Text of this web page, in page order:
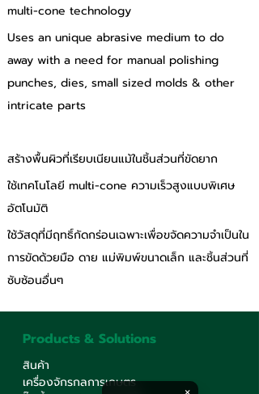
multi-cone technology
Uses an unique abrasive medium to do
away with a need for manual polishing
punches, dies, small sized molds & other
intricate parts
สร้างพื้นผิวที่เรียบเนียนแม้ในชิ้นส่วนที่ขัดยาก
ใช้เทคโนโลยี multi-cone ความเร็วสูงแบบพิเศษ
อัตโนมัติ
ใช้วัสดุที่มีฤทธิ์กัดกร่อนเฉพาะเพื่อขจัดความจำเป็นใน
การขัดด้วยมือ ดาย แม่พิมพ์ขนาดเล็ก และชิ้นส่วนที่
ซับซ้อนอื่นๆ
Products & Solutions
สินค้า
เครื่องจักรกลการเกษตร